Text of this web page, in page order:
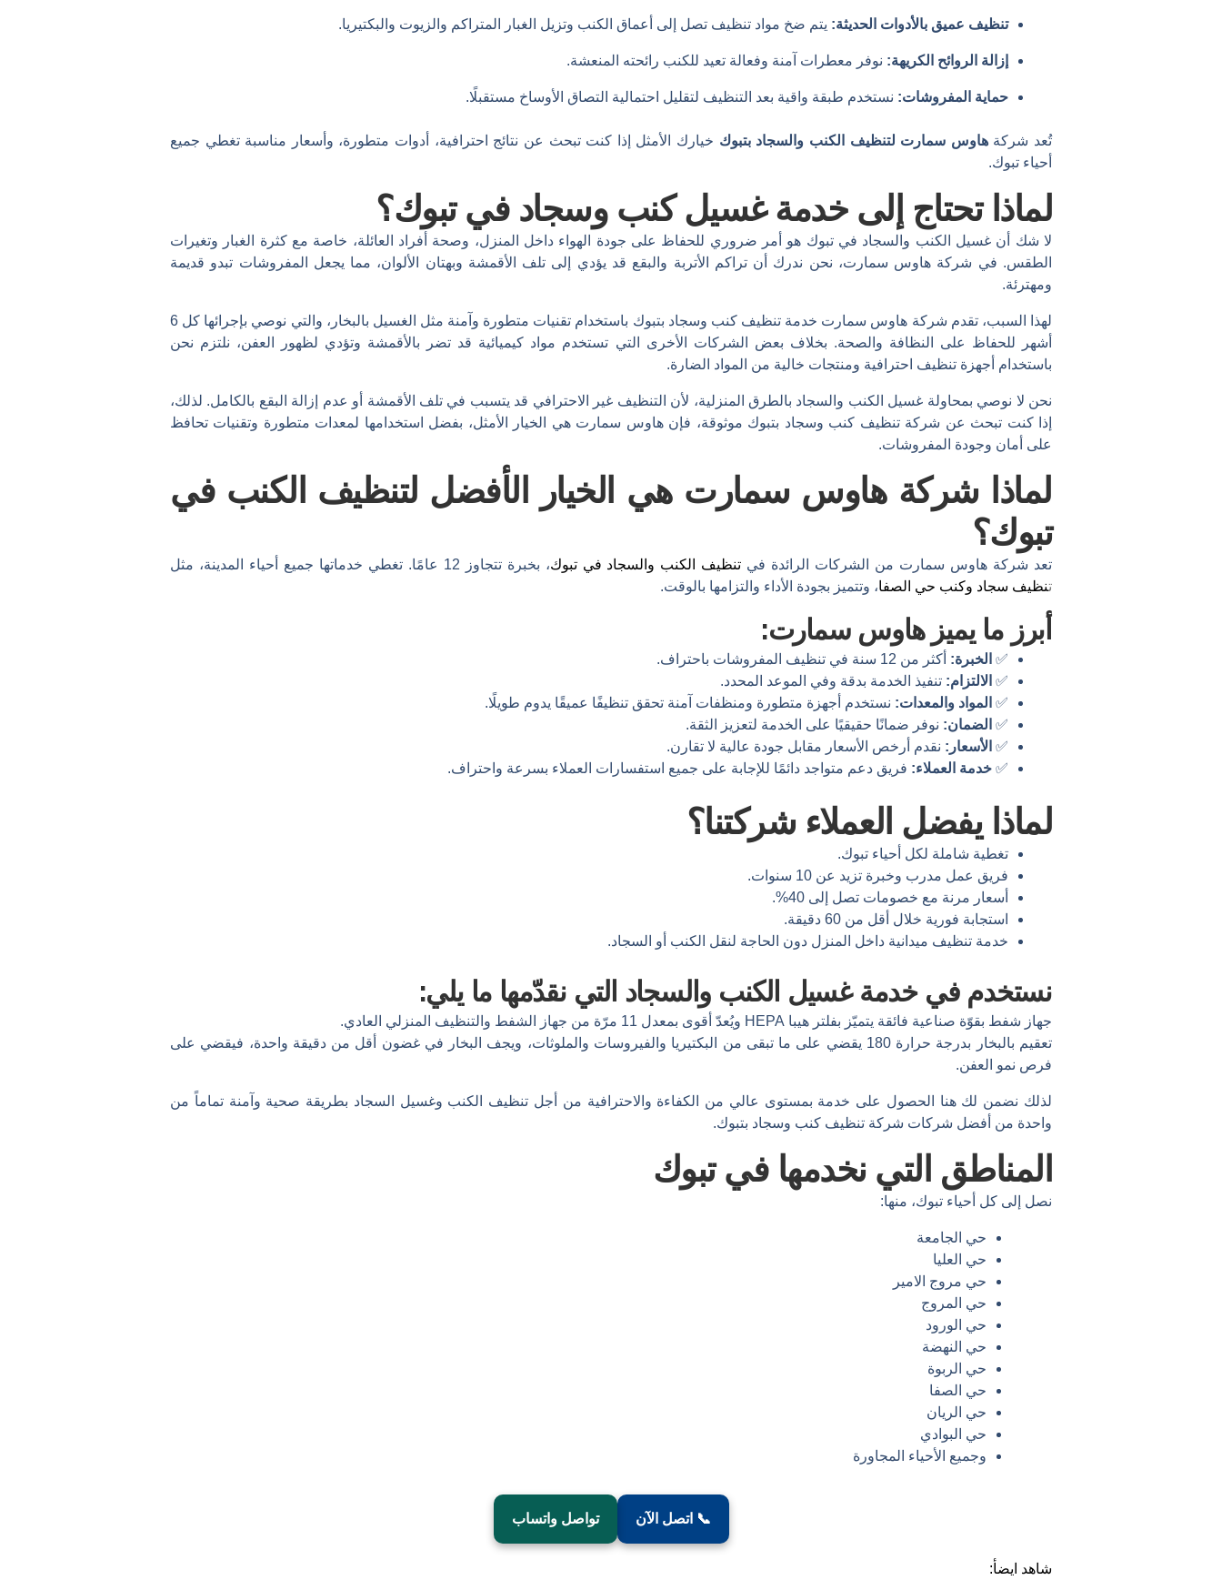
تنظيف عميق بالأدوات الحديثة: يتم ضخ مواد تنظيف تصل إلى أعماق الكنب وتزيل الغبار المتراكم والزيوت والبكتيريا.
إزالة الروائح الكريهة: نوفر معطرات آمنة وفعالة تعيد للكنب رائحته المنعشة.
حماية المفروشات: نستخدم طبقة واقية بعد التنظيف لتقليل احتمالية التصاق الأوساخ مستقبلًا.
تُعد شركةهاوس سمارت لتنظيف الكنب والسجادبتبوك خيارك الأمثل إذا كنتتبحث عن نتائج احترافية، أدوات متطورة، وأسعار مناسبةتغطي جميع
أحياء تبوك.
لماذا تحتاج إلى خدمة غسيل كنب وسجاد في تبوك؟
لا شك أن غسيل الكنب والسجاد في تبوك هو أمر ضروري للحفاظ على جودة الهواء داخل المنزل، وصحة أفراد العائلة، خاصة مع كثرة الغبار وتغيرات
الطقس. في شركة هاوس سمارت، نحن ندرك أن تراكم الأتربة والبقع قد يؤدي إلى تلف الأقمشة وبهتان الألوان، مما يجعل المفروشات تبدو قديمة
ومهترئة.
لهذا السبب، تقدم شركة هاوس سمارت خدمة تنظيف كنب وسجاد بتبوك باستخدام تقنيات متطورة وآمنة مثل الغسيل بالبخار، والتي نوصي بإجرائها كل 6
أشهر للحفاظ على النظافة والصحة. بخلاف بعض الشركات الأخرى التي تستخدم مواد كيميائية قد تضر بالأقمشة وتؤدي لظهور العفن، نلتزم نحن
باستخدام أجهزة تنظيف احترافية ومنتجات خالية من المواد الضارة.
نحن لا نوصي بمحاولة غسيل الكنب والسجاد بالطرق المنزلية، لأن التنظيف غير الاحترافي قد يتسبب في تلف الأقمشة أو عدم إزالة البقع بالكامل. لذلك،
إذا كنت تبحث عن شركة تنظيف كنب وسجاد بتبوك موثوقة، فإن هاوس سمارت هي الخيار الأمثل، بفضل استخدامها لمعدات متطورة وتقنيات تحافظ
على أمان وجودة المفروشات.
لماذا شركة هاوس سمارت هي الخيار الأفضل لتنظيف الكنب في
تبوك؟
تعد شركة هاوس سمارت من الشركات الرائدة في تنظيف الكنب والسجاد في تبوك، بخبرة تتجاوز 12 عامًا. تغطي خدماتها جميع أحياء المدينة، مثل
تنظيف سجاد وكنب حي الصفا، وتتميز بجودة الأداء والتزامها بالوقت.
أبرز ما يميز هاوس سمارت:
✅ الخبرة: أكثر من 12 سنة في تنظيف المفروشات باحتراف.
✅ الالتزام: تنفيذ الخدمة بدقة وفي الموعد المحدد.
✅ المواد والمعدات: نستخدم أجهزة متطورة ومنظفات آمنة تحقق تنظيفًا عميقًا يدوم طويلًا.
✅ الضمان: نوفر ضمانًا حقيقيًا على الخدمة لتعزيز الثقة.
✅ الأسعار: نقدم أرخص الأسعار مقابل جودة عالية لا تقارن.
✅ خدمة العملاء: فريق دعم متواجد دائمًا للإجابة على جميع استفسارات العملاء بسرعة واحتراف.
لماذا يفضل العملاء شركتنا؟
تغطية شاملة لكل أحياء تبوك.
فريق عمل مدرب وخبرة تزيد عن 10 سنوات.
أسعار مرنة مع خصومات تصل إلى 40%.
استجابة فورية خلال أقل من 60 دقيقة.
خدمة تنظيف ميدانية داخل المنزل دون الحاجة لنقل الكنب أو السجاد.
نستخدم في خدمة غسيل الكنب والسجاد التي نقدّمها ما يلي:
جهاز شفط بقوّة صناعية فائقة يتميّز بفلتر هيبا HEPA ويُعدّ أقوى بمعدل 11 مرّة من جهاز الشفط والتنظيف المنزلي العادي.
تعقيم بالبخار بدرجة حرارة 180 يقضي على ما تبقى من البكتيريا والفيروسات والملوثات، ويجف البخار في غضون أقل من دقيقة واحدة، فيقضي على
فرص نمو العفن.
لذلك نضمن لك هنا الحصول على خدمة بمستوى عالي من الكفاءة والاحترافية من أجل تنظيف الكنب وغسيل السجاد بطريقة صحية وآمنة تماماً من
واحدة من أفضل شركات شركة تنظيف كنب وسجاد بتبوك.
المناطق التي نخدمها في تبوك
نصل إلى كل أحياء تبوك، منها:
حي الجامعة
حي العليا
حي مروج الامير
حي المروج
حي الورود
حي النهضة
حي الربوة
حي الصفا
حي الريان
حي البوادي
وجميع الأحياء المجاورة
📞 اتصل الآن تواصل واتساب
شاهد ايضأ: